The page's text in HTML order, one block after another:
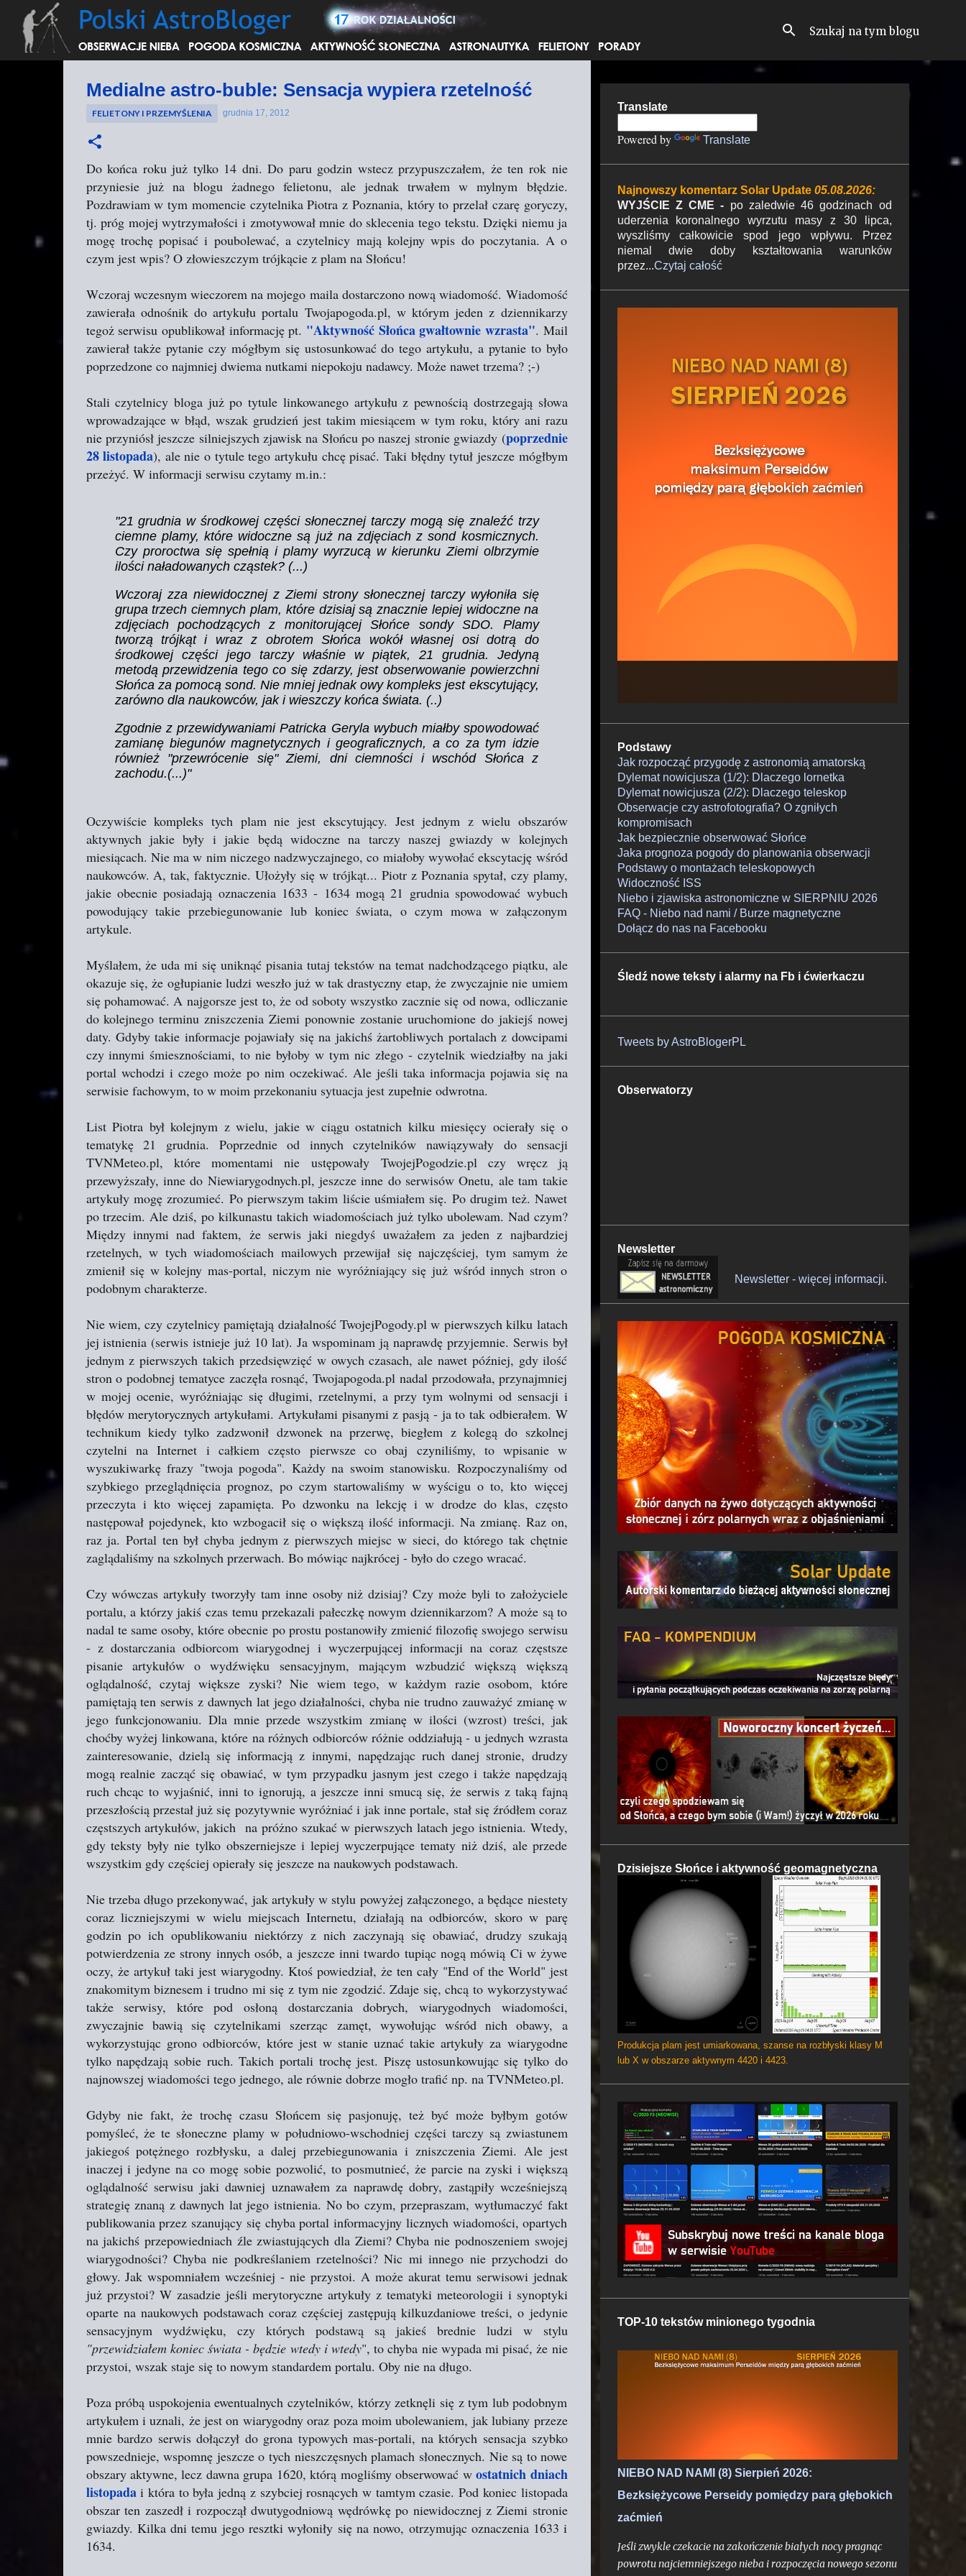
Przejdź do głównej zawartości
Medialne astro-buble: Sensacja wypiera rzetelność
FELIETONY I PRZEMYŚLENIA grudnia 17, 2012
Do końca roku już tylko 14 dni. Do paru godzin wstecz przypuszczałem, że ten rok nie
przyniesie już na blogu żadnego felietonu, ale jednak trwałem w mylnym błędzie.
Pozdrawiam w tym momencie czytelnika Piotra z Poznania, który to przelał czarę goryczy,
tj. próg mojej wytrzymałości i zmotywował mnie do sklecenia tego tekstu. Dzięki niemu ja
mogę trochę popisać i poubolewać, a czytelnicy mają kolejny wpis do poczytania. A o
czym jest wpis? O złowieszczym trójkącie z plam na Słońcu!
Wczoraj wczesnym wieczorem na mojego maila dostarczono nową wiadomość. Wiadomość
zawierała odnośnik do artykułu portalu Twojapogoda.pl, w którym jeden z dziennikarzy
tegoż serwisu opublikował informację pt. "Aktywność Słońca gwałtownie wzrasta". Mail
zawierał także pytanie czy mógłbym się ustosunkować do tego artykułu, a pytanie to było
poprzedzone co najmniej dwiema nutkami niepokoju nadawcy. Może nawet trzema? ;-)
Stali czytelnicy bloga już po tytule linkowanego artykułu z pewnością dostrzegają słowa
wprowadzające w błąd, wszak grudzień jest takim miesiącem w tym roku, który ani razu
nie przyniósł jeszcze silniejszych zjawisk na Słońcu po naszej stronie gwiazdy (poprzednie
28 listopada), ale nie o tytule tego artykułu chcę pisać. Taki błędny tytuł jeszcze mógłbym
przeżyć. W informacji serwisu czytamy m.in.:
"21 grudnia w środkowej części słonecznej tarczy mogą się znaleźć trzy
ciemne plamy, które widoczne są już na zdjęciach z sond kosmicznych.
Czy proroctwa się spełnią i plamy wyrzucą w kierunku Ziemi olbrzymie
ilości naładowanych cząstek? (...)
Wczoraj zza niewidocznej z Ziemi strony słonecznej tarczy wyłoniła się
grupa trzech ciemnych plam, które dzisiaj są znacznie lepiej widoczne na
zdjęciach pochodzących z monitorującej Słońce sondy SDO. Plamy
tworzą trójkąt i wraz z obrotem Słońca wokół własnej osi dotrą do
środkowej części jego tarczy właśnie w piątek, 21 grudnia. Jedyną
metodą przewidzenia tego co się zdarzy, jest obserwowanie powierzchni
Słońca za pomocą sond. Nie mniej jednak owy kompleks jest ekscytujący,
zarówno dla naukowców, jak i wieszczy końca świata. (..)
Zgodnie z przewidywaniami Patricka Geryla wybuch miałby spowodować
zamianę biegunów magnetycznych i geograficznych, a co za tym idzie
również "przewrócenie się" Ziemi, dni ciemności i wschód Słońca z
zachodu.(...)"
Oczywiście kompleks tych plam nie jest ekscytujący. Jest jednym z wielu obszarów
aktywnych jakie były i jakie będą widoczne na tarczy naszej gwiazdy w kolejnych
miesiącach. Nie ma w nim niczego nadzwyczajnego, co miałoby wywołać ekscytację wśród
naukowców. A, tak, faktycznie. Ułożyły się w trójkąt... Piotr z Poznania spytał, czy plamy,
jakie obecnie posiadają oznaczenia 1633 - 1634 mogą 21 grudnia spowodować wybuch
powodujący takie przebiegunowanie lub koniec świata, o czym mowa w załączonym
artykule.
Myślałem, że uda mi się uniknąć pisania tutaj tekstów na temat nadchodzącego piątku, ale
okazuje się, że ogłupianie ludzi weszło już w tak drastyczny etap, że zwyczajnie nie umiem
się pohamować. A najgorsze jest to, że od soboty wszystko zacznie się od nowa, odliczanie
do kolejnego terminu zniszczenia Ziemi ponownie zostanie uruchomione do jakiejś nowej
daty. Gdyby takie informacje pojawiały się na jakichś żartobliwych portalach z dowcipami
czy innymi śmiesznościami, to nie byłoby w tym nic złego - czytelnik wiedziałby na jaki
portal wchodzi i czego może po nim oczekiwać. Ale jeśli taka informacja pojawia się na
serwisie fachowym, to w moim przekonaniu sytuacja jest zupełnie odwrotna.
List Piotra był kolejnym z wielu, jakie w ciągu ostatnich kilku miesięcy ocierały się o
tematykę 21 grudnia. Poprzednie od innych czytelników nawiązywały do sensacji
TVNMeteo.pl, które momentami nie ustępowały TwojejPogodzie.pl czy wręcz ją
przewyższały, inne do Niewiarygodnych.pl, jeszcze inne do serwisów Onetu, ale tam takie
artykuły mogę zrozumieć. Po pierwszym takim liście uśmiałem się. Po drugim też. Nawet
po trzecim. Ale dziś, po kilkunastu takich wiadomościach już tylko ubolewam. Nad czym?
Między innymi nad faktem, że serwis jaki niegdyś uważałem za jeden z najbardziej
rzetelnych, w tych wiadomościach mailowych przewijał się najczęściej, tym samym że
zmienił się w kolejny mas-portal, niczym nie wyróżniający się już wśród innych stron o
podobnym charakterze.
Nie wiem, czy czytelnicy pamiętają działalność TwojejPogody.pl w pierwszych kilku latach
jej istnienia (serwis istnieje już 10 lat). Ja wspominam ją naprawdę przyjemnie. Serwis był
jednym z pierwszych takich przedsięwzięć w owych czasach, ale nawet później, gdy ilość
stron o podobnej tematyce zaczęła rosnąć, Twojapogoda.pl nadal przodowała, przynajmniej
w mojej ocenie, wyróżniając się długimi, rzetelnymi, a przy tym wolnymi od sensacji i
błędów merytorycznych artykułami. Artykułami pisanymi z pasją - ja to tak odbierałem. W
technikum kiedy tylko zadzwonił dzwonek na przerwę, biegłem z kolegą do szkolnej
czytelni na Internet i całkiem często pierwsze co obaj czyniliśmy, to wpisanie w
wyszukiwarkę frazy "twoja pogoda". Każdy na swoim stanowisku. Rozpoczynaliśmy od
szybkiego przeglądnięcia prognoz, po czym startowaliśmy w wyścigu o to, kto więcej
przeczyta i kto więcej zapamięta. Po dzwonku na lekcję i w drodze do klas, często
następował pojedynek, kto wzbogacił się o większą ilość informacji. Na zmianę. Raz on,
raz ja. Portal ten był chyba jednym z pierwszych miejsc w sieci, do którego tak chętnie
zaglądaliśmy na szkolnych przerwach. Bo mówiąc najkrócej - było do czego wracać.
Czy wówczas artykuły tworzyły tam inne osoby niż dzisiaj? Czy może byli to założyciele
portalu, a którzy jakiś czas temu przekazali pałeczkę nowym dziennikarzom? A może są to
nadal te same osoby, które obecnie po prostu postanowiły zmienić filozofię swojego serwisu
- z dostarczania odbiorcom wiarygodnej i wyczerpującej informacji na coraz częstsze
pisanie artykułów o wydźwięku sensacyjnym, mającym wzbudzić większą większą
oglądalność, czytaj większe zyski? Nie wiem tego, w każdym razie osobom, które
pamiętają ten serwis z dawnych lat jego działalności, chyba nie trudno zauważyć zmianę w
jego funkcjonowaniu. Dla mnie przede wszystkim zmianę w ilości (wzrost) treści, jak
choćby wyżej linkowana, które na różnych odbiorców różnie oddziałują - u jednych wzrasta
zainteresowanie, dzielą się informacją z innymi, napędzając ruch danej stronie, drudzy
mogą realnie zacząć się obawiać, w tym przypadku jasnym jest czego i także napędzają
ruch chcąc to wyjaśnić, inni to ignorują, a jeszcze inni smucą się, że serwis z taką fajną
przeszłością przestał już się pozytywnie wyróżniać i jak inne portale, stał się źródłem coraz
częstszych artykułów, jakich na próżno szukać w pierwszych latach jego istnienia. Wtedy,
gdy teksty były nie tylko obszerniejsze i lepiej wyczerpujące tematy niż dziś, ale przede
wszystkim gdy częściej opierały się jeszcze na naukowych podstawach.
Nie trzeba długo przekonywać, jak artykuły w stylu powyżej załączonego, a będące niestety
coraz liczniejszymi w wielu miejscach Internetu, działają na odbiorców, skoro w parę
godzin po ich opublikowaniu niektórzy z nich zaczynają się obawiać, drudzy szukają
potwierdzenia ze strony innych osób, a jeszcze inni twardo tupiąc nogą mówią Ci w żywe
oczy, że artykuł taki jest wiarygodny. Ktoś powiedział, że ten cały "End of the World" jest
znakomitym biznesem i trudno mi się z tym nie zgodzić. Zdaje się, chcą to wykorzystywać
także serwisy, które pod osłoną dostarczania dobrych, wiarygodnych wiadomości,
zwyczajnie bawią się czytelnikami szerząc zamęt, wywołując wśród nich obawy, a
wykorzystując grono odbiorców, które jest w stanie uznać takie artykuły za wiarygodne
tylko napędzają sobie ruch. Takich portali trochę jest. Piszę ustosunkowując się tylko do
najnowszej wiadomości tego jednego, ale równie dobrze mogło trafić np. na TVNMeteo.pl.
Gdyby nie fakt, że trochę czasu Słońcem się pasjonuję, też być może byłbym gotów
pomyśleć, że te słoneczne plamy w południowo-wschodniej części tarczy są zwiastunem
jakiegoś potężnego rozbłysku, a dalej przebiegunowania i zniszczenia Ziemi. Ale jest
inaczej i jedyne na co mogę sobie pozwolić, to posmutnieć, że parcie na zyski i większą
oglądalność serwisu jaki dawniej uznawałem za naprawdę dobry, zastąpiły wcześniejszą
strategię znaną z dawnych lat jego istnienia. No bo czym, przepraszam, wytłumaczyć fakt
publikowania przez szanujący się chyba portal informacyjny licznych wiadomości, opartych
na jakichś przepowiedniach źle zwiastujących dla Ziemi? Chyba nie podnoszeniem swojej
wiarygodności? Chyba nie podkreślaniem rzetelności? Nic mi innego nie przychodzi do
głowy. Jak wspomniałem wcześniej - nie przystoi. A może akurat temu serwisowi jednak
już przystoi? W zasadzie jeśli merytoryczne artykuły z tematyki meteorologii i synoptyki
oparte na naukowych podstawach coraz częściej zastępują kilkuzdaniowe treści, o jedynie
sensacyjnym wydźwięku, czy których podstawą są jakieś brednie ludzi w stylu
"przewidziałem koniec świata - będzie wtedy i wtedy", to chyba nie wypada mi pisać, że nie
przystoi, wszak staje się to nowym standardem portalu. Oby nie na długo.
Poza próbą uspokojenia ewentualnych czytelników, którzy zetknęli się z tym lub podobnym
artykułem i uznali, że jest on wiarygodny oraz poza moim ubolewaniem, jak lubiany przeze
mnie bardzo serwis dołączył do grona typowych mas-portali, na których sensacja szybko
powszednieje, wspomnę jeszcze o tych nieszczęsnych plamach słonecznych. Nie są to nowe
obszary aktywne, lecz dawna grupa 1620, którą mogliśmy obserwować wostatnich dniach
listopadai która to była jedną z szybciej rosnących w tamtym czasie. Pod koniec listopada
obszar ten zaszedł i rozpoczął dwutygodniową wędrówkę po niewidocznej z Ziemi stronie
gwiazdy. Kilka dni temu jego resztki wyłoniły się na nowo, otrzymując oznaczenia 1633 i
1634.
Translate
Powered by Translate
Najnowszy komentarz Solar Update05.08.2026:
WYJŚCIE Z CME - po zaledwie 46 godzinach od
uderzenia koronalnego wyrzutu masy z 30 lipca,
wyszliśmy całkowicie spod jego wpływu. Przez
niemal dwie doby kształtowania warunków
przez...Czytaj całość
Podstawy
Jak rozpocząć przygodę z astronomią amatorską
Dylemat nowicjusza (1/2): Dlaczego lornetka
Dylemat nowicjusza (2/2): Dlaczego teleskop
Obserwacje czy astrofotografia? O zgniłych
kompromisach
Jak bezpiecznie obserwować Słońce
Jaka prognoza pogody do planowania obserwacji
Podstawy o montażach teleskopowych
Widoczność ISS
Niebo i zjawiska astronomiczne w SIERPNIU 2026
FAQ - Niebo nad nami / Burze magnetyczne
Dołącz do nas na Facebooku
Śledź nowe teksty i alarmy na Fb i ćwierkaczu
Tweets by AstroBlogerPL
Obserwatorzy
Newsletter
Newsletter - więcej informacji.
Dzisiejsze Słońce i aktywność geomagnetyczna
Produkcja plam jest umiarkowana, szanse na rozbłyski klasy M
lub X w obszarze aktywnym 4420 i 4423.
TOP-10 tekstów minionego tygodnia
NIEBO NAD NAMI (8) Sierpień 2026:
Bezksiężycowe Perseidy pomiędzy parą głębokich
zaćmień
Jeśli zwykle czekacie na zakończenie białych nocy pragnąc
powrotu najciemniejszego nieba i rozpoczęcia nowego sezonu